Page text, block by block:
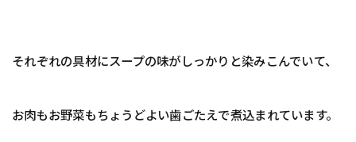
それぞれの具材にスープの味がしっかりと染みこんでいて、
お肉もお野菜もちょうどよい歯ごたえで煮込まれています。